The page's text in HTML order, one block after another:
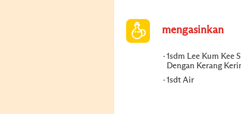
mengasinkan
1sdm Lee Kum Kee
Dengan Kerang
1sdt Air